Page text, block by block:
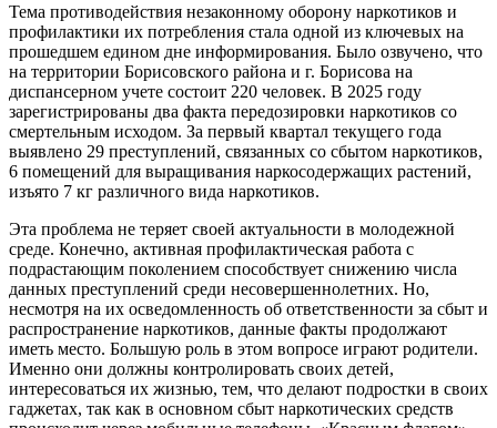
Тема противодействия незаконному оборону наркотиков и
профилактики их потребления стала одной из ключевых на
прошедшем едином дне информирования. Было озвучено, что
на территории Борисовского района и г. Борисова на
диспансерном учете состоит 220 человек. В 2025 году
зарегистрированы два факта передозировки наркотиков со
смертельным исходом. За первый квартал текущего года
выявлено 29 преступлений, связанных со сбытом наркотиков,
6 помещений для выращивания наркосодержащих растений,
изъято 7 кг различного вида наркотиков.
Эта проблема не теряет своей актуальности в молодежной
среде. Конечно, активная профилактическая работа с
подрастающим поколением способствует снижению числа
данных преступлений среди несовершеннолетних. Но,
несмотря на их осведомленность об ответственности за сбыт и
распространение наркотиков, данные факты продолжают
иметь место. Большую роль в этом вопросе играют родители.
Именно они должны контролировать своих детей,
интересоваться их жизнью, тем, что делают подростки в своих
гаджетах, так как в основном сбыт наркотических средств